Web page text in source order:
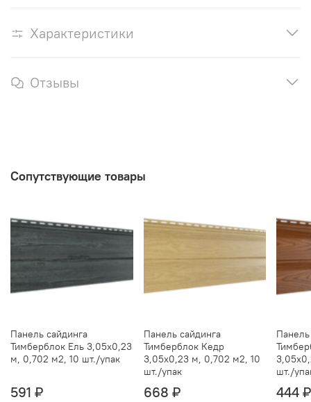
Характеристики
Отзывы
Сопутствующие товары
Панель сайдинга
Тимберблок Ель 3,05х0,23
м, 0,702 м2, 10 шт./упак
591 ₽
Панель сайдинга
Тимберблок Кедр
3,05х0,23 м, 0,702 м2, 10
шт./упак
668 ₽
шт./
444 ₽